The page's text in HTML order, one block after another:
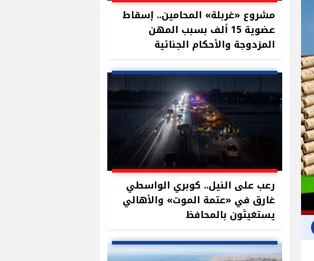
مشروع «غربلة» المحامين.. إسقاط
عضوية 15 ألف بسبب المهن
المزدوجة والأحكام الجنائية
رعب على النيل.. كوبري الواسطي
غارق في «عتمة الموت» والأهالي
يستغيثون بالمحافظ